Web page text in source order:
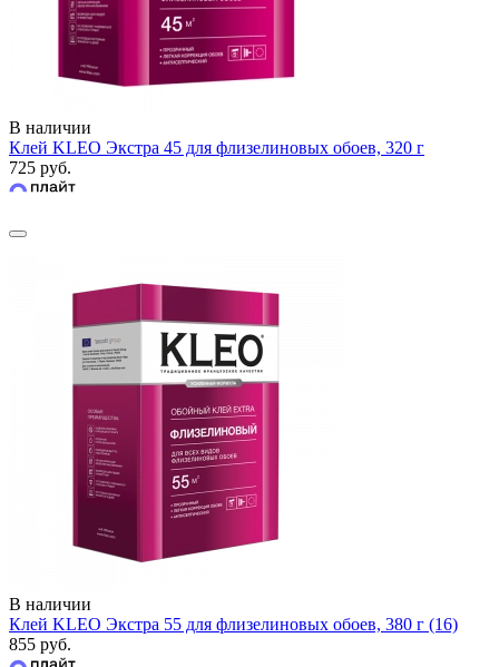
В наличии
Клей KLEO Экстра 45 для флизелиновых обоев, 320 г
725 руб.
В наличии
Клей KLEO Экстра 55 для флизелиновых обоев, 380 г (16)
855 руб.